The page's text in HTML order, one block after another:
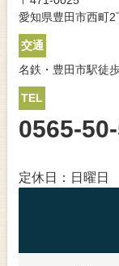
愛知県豊田市西町
交通
名鉄・豊田市駅徒
TEL
0565-
定休日：日曜日